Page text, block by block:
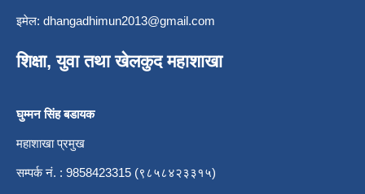
इमेल: dhangadhimun2013@gmail.com
शिक्षा, युवा तथा खेलकुद महाशाखा
घुम्मन सिंह बडायक
महाशाखा प्रमुख
सम्पर्क नं. : 9858423315 (९८५८४२३३१५)